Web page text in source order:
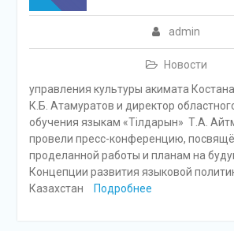
admin
Новости
управления культуры акимата
К.Б. Атамуратов и директор
обучения языкам «Тілдарын» Т.А.
провели пресс-конференцию,
проделанной работы и планам на
Концепции развития языковой
Казахстан
Подробнее